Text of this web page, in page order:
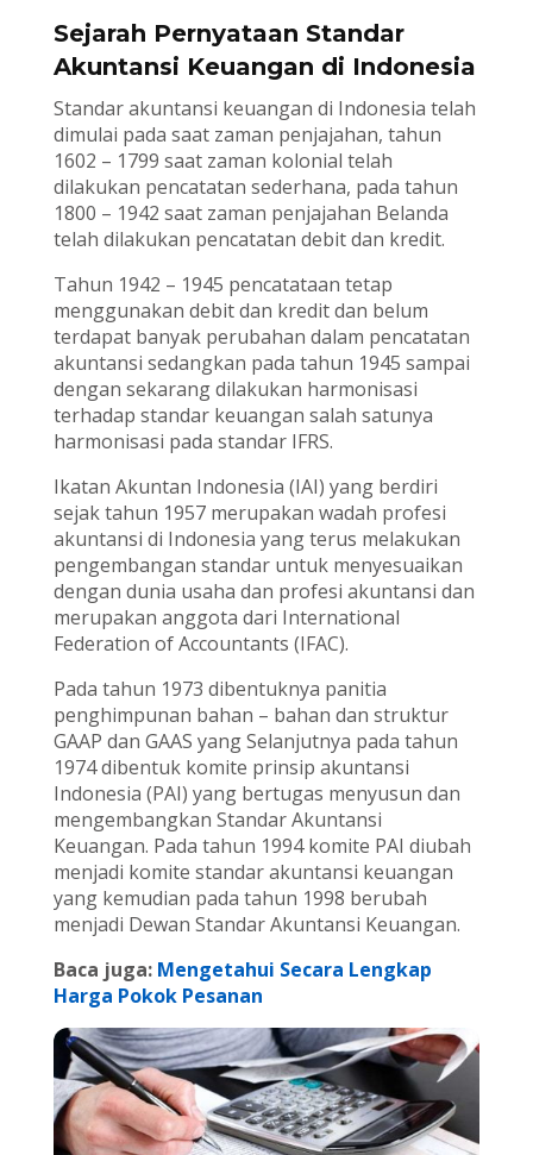
Sejarah Pernyataan Standar
Akuntansi Keuangan di Indonesia
Standar akuntansi keuangan di Indonesia telah
dimulai pada saat zaman penjajahan, tahun
1602 – 1799 saat zaman kolonial telah
dilakukan pencatatan sederhana, pada tahun
1800 – 1942 saat zaman penjajahan Belanda
telah dilakukan pencatatan debit dan kredit.
Tahun 1942 – 1945 pencatataan tetap
menggunakan debit dan kredit dan belum
terdapat banyak perubahan dalam pencatatan
akuntansi sedangkan pada tahun 1945 sampai
dengan sekarang dilakukan harmonisasi
terhadap standar keuangan salah satunya
harmonisasi pada standar IFRS.
Ikatan Akuntan Indonesia (IAI) yang berdiri
sejak tahun 1957 merupakan wadah profesi
akuntansi di Indonesia yang terus melakukan
pengembangan standar untuk menyesuaikan
dengan dunia usaha dan profesi akuntansi dan
merupakan anggota dari International
Federation of Accountants (IFAC).
Pada tahun 1973 dibentuknya panitia
penghimpunan bahan – bahan dan struktur
GAAP dan GAAS yang Selanjutnya pada tahun
1974 dibentuk komite prinsip akuntansi
Indonesia (PAI) yang bertugas menyusun dan
mengembangkan Standar Akuntansi
Keuangan. Pada tahun 1994 komite PAI diubah
menjadi komite standar akuntansi keuangan
yang kemudian pada tahun 1998 berubah
menjadi Dewan Standar Akuntansi Keuangan.
Baca juga: Mengetahui Secara Lengkap
Harga Pokok Pesanan